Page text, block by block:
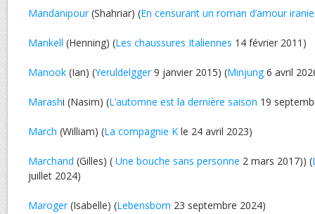
Mandanipour(Shahriar) (En censurant un roman d’amour
Mankell (Henning) (Les chaussures Italiennes 14 février 2011)
Manook (Ian) (Yeruldelgger9 janvier 2015) (Minjung6 avril
Marashi (Nasim) (L’automne est la dernière saison 19
March (William) (La compagnie K le 24 avril 2023)
Marchand (Gilles) ( Une bouche sans personne 2 mars 2017)) (
juillet 2024)
Maroger(Isabelle) (Lebensborn 23 septembre 2024)